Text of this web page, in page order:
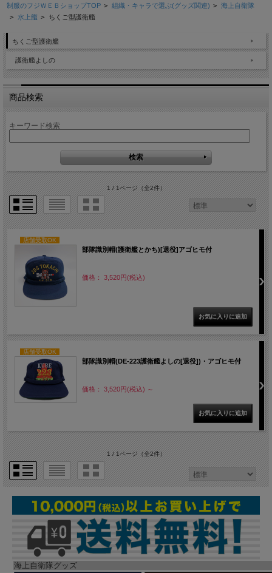
制服のフジＷＥＢショップTOP > 組織・キャラで選ぶ(グッズ関連) > 海上自衛隊
> 水上艦 > ちくご型護衛艦
ちくご型護衛艦
護衛艦よしの
商品検索
キーワード検索
1 / 1ページ（全2件）
店舗受取OK
部隊識別帽(護衛艦とかち)[退役]アゴヒモ付
価格： 3,520円(税込)
店舗受取OK
部隊識別帽(DE-223護衛艦よしの[退役])・アゴヒモ付
価格： 3,520円(税込) ～
1 / 1ページ（全2件）
海上自衛隊グッズ